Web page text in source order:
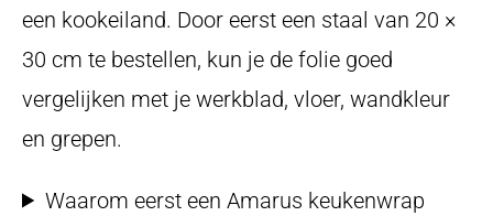
een kookeiland. Door eerst een staal van 20 ×
30 cm te bestellen, kun je de folie goed
vergelijken met je werkblad, vloer, wandkleur
en grepen.
Waarom eerst een Amarus keukenwrap